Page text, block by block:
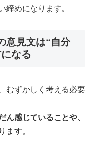
締めになります。
意見文は“自分
なる
むずかしく考える必要
ん感じていることや、
ます。